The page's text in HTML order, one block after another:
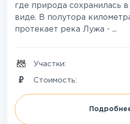
где природа сохранилась
виде. В полутора
протекает река Лужа - ...
Участки:
Стоимость: